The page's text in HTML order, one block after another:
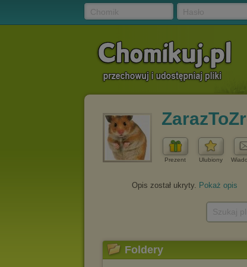
Prezent Ulubiony
Opis został ukryty. Pokaż opis
Foldery